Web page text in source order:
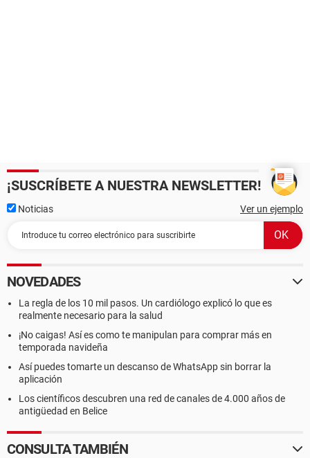
¡SUSCRÍBETE A NUESTRA NEWSLETTER!
Noticias Ver un ejemplo
NOVEDADES
La regla de los 10 mil pasos. Un cardiólogo explicó lo que es
realmente necesario para la salud
¡No caigas! Así es como te manipulan para comprar más en
temporada navideña
Así puedes tomarte un descanso de WhatsApp sin borrar la
aplicación
Los científicos descubren una red de canales de 4.000 años de
antigüedad en Belice
CONSULTA TAMBIÉN